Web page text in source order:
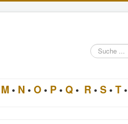
Suche
im
M • N • O • P • Q • R • S • T •